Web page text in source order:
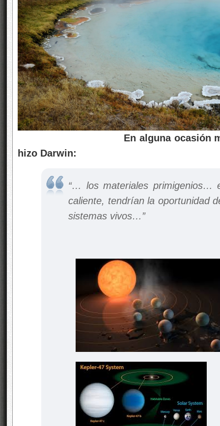
En alguna ocasión
hizo Darwin:
“… los materiales primigenios…
caliente, tendrían la oportunidad
sistemas vivos…”